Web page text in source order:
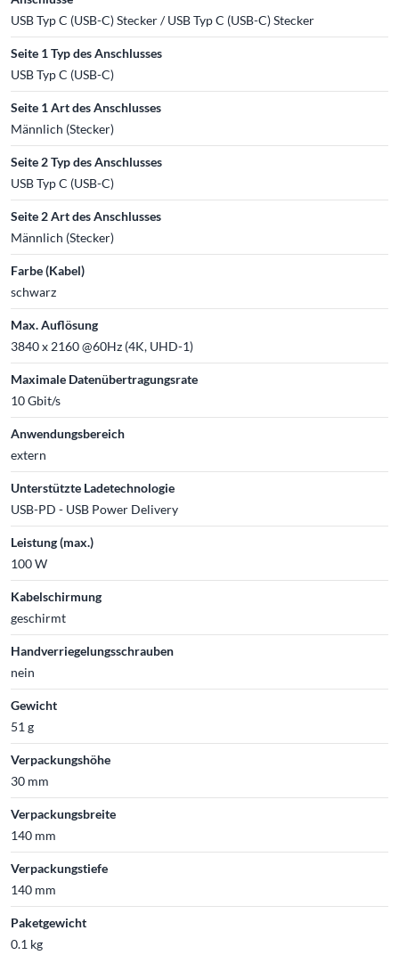
USB Typ C (USB-C) Stecker / USB Typ C (USB-C) Stecker
Seite 1 Typ des Anschlusses
USB Typ C (USB-C)
Seite 1 Art des Anschlusses
Männlich (Stecker)
Seite 2 Typ des Anschlusses
USB Typ C (USB-C)
Seite 2 Art des Anschlusses
Männlich (Stecker)
Farbe (Kabel)
schwarz
Max. Auflösung
3840 x 2160 @60Hz (4K, UHD-1)
Maximale Datenübertragungsrate
10 Gbit/s
Anwendungsbereich
extern
Unterstützte Ladetechnologie
USB-PD - USB Power Delivery
Leistung (max.)
100 W
Kabelschirmung
geschirmt
Handverriegelungsschrauben
nein
Gewicht
51 g
Verpackungshöhe
30 mm
Verpackungsbreite
140 mm
Verpackungstiefe
140 mm
Paketgewicht
0.1 kg